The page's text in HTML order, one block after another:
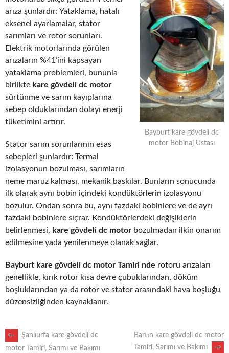
Bayburt kare gövdeli dc
motor Bobinaj Ustası
arıza şunlardır: Yataklama, hatalı
eksenel ayarlamalar, stator
sarımları ve rotor sorunları.
Elektrik motorlarında görülen
arızaların %41’ini kapsayan
yataklama problemleri, bununla
birlikte kare gövdeli dc motor
sürtünme ve sarım kayıplarına
sebep olduklarından dolayı enerji
tüketimini artırır.
Stator sarım sorunlarının esas
sebepleri şunlardır: Termal
izolasyonun bozulması, sarımların
neme maruz kalması, mekanik baskılar. Bunların sonucunda
ilk olarak aynı bobin içindeki kondüktörlerin izolasyonu
bozulur. Ondan sonra bu, aynı fazdaki bobinlere ve de ayrı
fazdaki bobinlere sıçrar. Kondüktörlerdeki değişiklerin
belirlenmesi, kare gövdeli dc motor bozulmadan ilkin onarım
edilmesine yada yenilenmeye olanak sağlar.
Bayburt kare gövdeli dc motor Tamiri nde rotoru arızaları
genellikle, kırık rotor kısa devre çubuklarından, döküm
boşluklarından ya da rotor ve stator arasındaki hava boşluğu
düzensizliğinden kaynaklanır.
POST
←
Şanlıurfa kare gövdeli dc
motor Tamiri, Sarımı ve Bakımı
Bartın kare gövdeli dc motor
Tamiri, Sarımı ve Bakımı
→